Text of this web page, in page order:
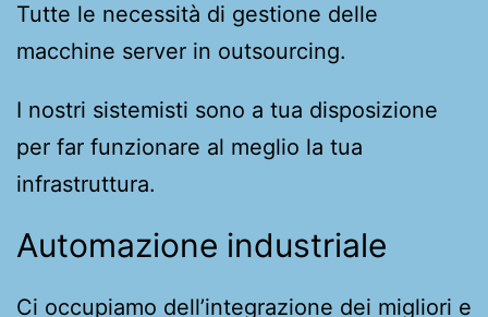
Tutte le necessità di gestione delle
macchine server in outsourcing.
I nostri sistemisti sono a tua disposizione
per far funzionare al meglio la tua
infrastruttura.
Automazione industriale
Ci occupiamo dell’integrazione dei migliori e